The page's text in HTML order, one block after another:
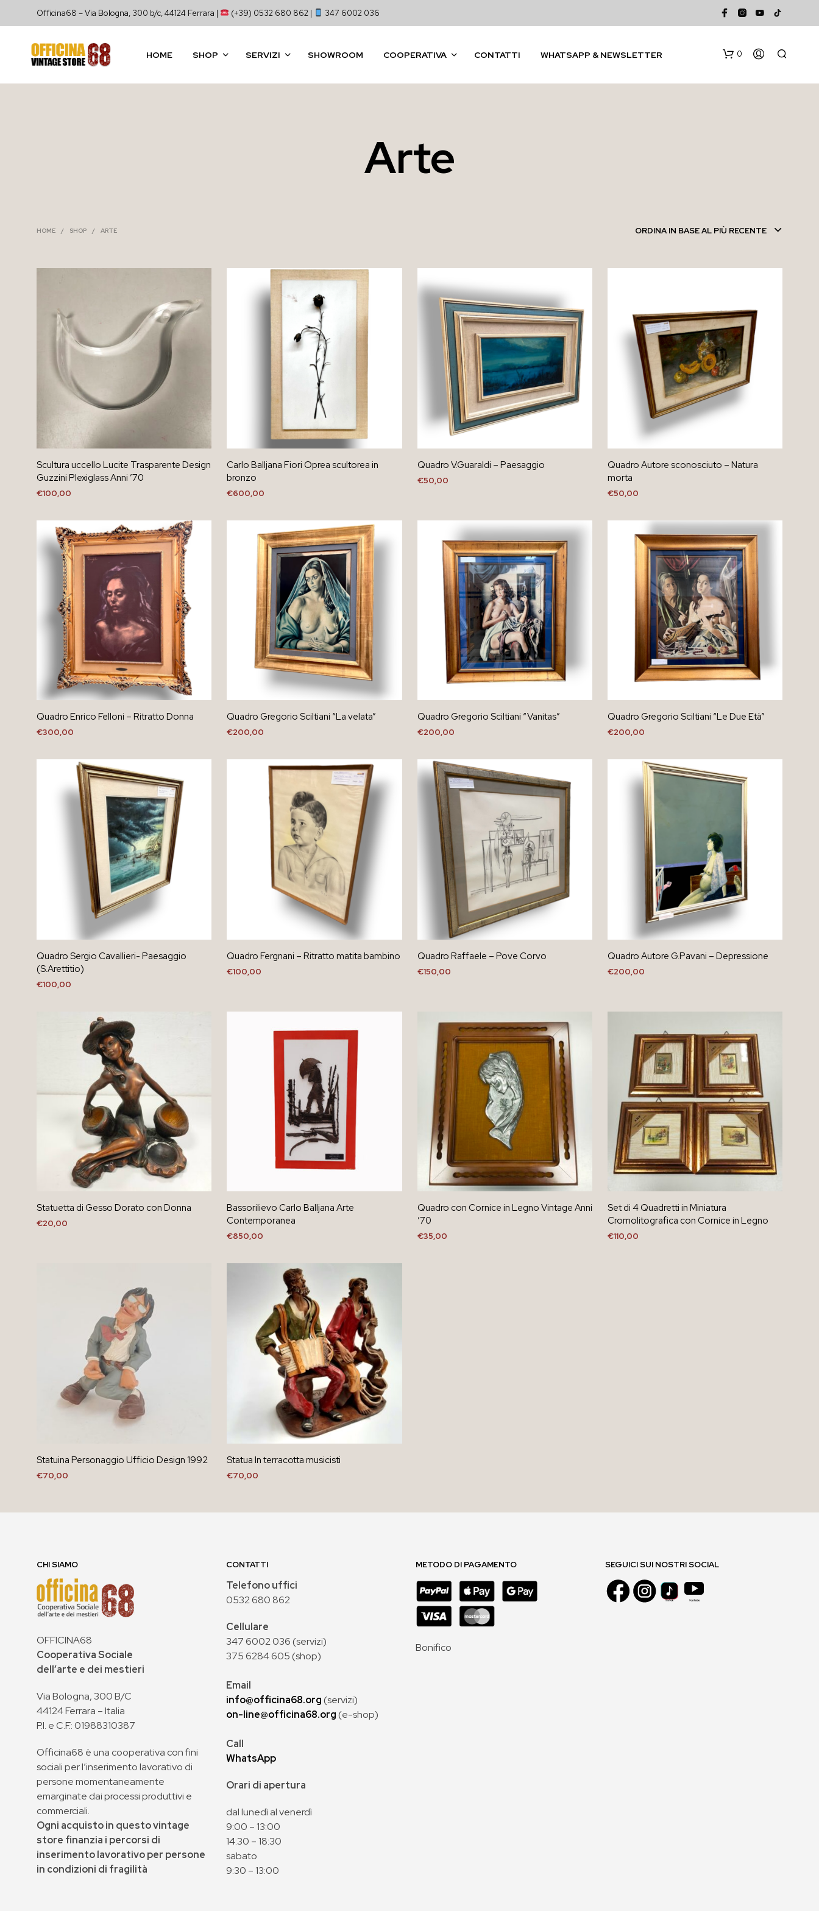
Officina68 – Via Bologna, 300 b/c, 44124 Ferrara | (+39) 0532 680 862 | 347 6002 036
HOME SHOP SERVIZI SHOWROOM COOPERATIVA CONTATTI WHATSAPP & NEWSLETTER 0
S
P
O
T
T
L
Arte
HOME / SHOP / ARTE ORDINA IN BASE AL PIÙ RECENTE
Scultura uccello Lucite Trasparente Design
Guzzini Plexiglass Anni ’70
€100,00
Carlo Balljana Fiori Oprea scultorea in
bronzo
€600,00
Quadro V.Guaraldi – Paesaggio
€50,00
Quadro Autore sconosciuto – Natura
morta
€50,00
Quadro Enrico Felloni – Ritratto Donna
€300,00
Quadro Gregorio Sciltiani “La velata”
€200,00
Quadro Gregorio Sciltiani “Vanitas”
€200,00
Quadro Gregorio Sciltiani “Le Due Età”
€200,00
Quadro Sergio Cavallieri- Paesaggio
(S.Arettitio)
€100,00
Quadro Fergnani – Ritratto matita bambino
€100,00
Quadro Raffaele – Pove Corvo
€150,00
Quadro Autore G.Pavani – Depressione
€200,00
Statuetta di Gesso Dorato con Donna
€20,00
Bassorilievo Carlo Balljana Arte
Contemporanea
€850,00
Quadro con Cornice in Legno Vintage Anni
’70
€35,00
Set di 4 Quadretti in Miniatura
Cromolitografica con Cornice in Legno
€110,00
Statuina Personaggio Ufficio Design 1992
€70,00
Statua In terracotta musicisti
€70,00
CHI SIAMO
OFFICINA68
Cooperativa Sociale
dell’arte e dei mestieri
Via Bologna, 300 B/C
44124 Ferrara – Italia
P.I. e C.F.: 01988310387
Officina68 è una cooperativa con fini
sociali per l’inserimento lavorativo di
persone momentaneamente
emarginate dai processi produttivi e
commerciali.
Ogni acquisto in questo vintage
store finanzia i percorsi di
inserimento lavorativo per persone
in condizioni di fragilità
CONTATTI
Telefono uffici
0532 680 862
Cellulare
347 6002 036 (servizi)
375 6284 605 (shop)
Email
info@officina68.org(servizi)
on-line@officina68.org(e-shop)
Call
WhatsApp
Orari di apertura
dal lunedì al venerdì
9:00 – 13:00
14:30 – 18:30
sabato
9:30 – 13:00
METODO DI PAGAMENTO
Bonifico
SEGUICI SUI NOSTRI SOCIAL